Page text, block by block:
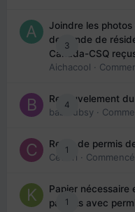
3
Joindre les photos
demande de
Canada-CSQ
Aichacool ·
4
Renouvelement
babibubsy ·
1
Refus de permis
Cedbri · Commencé
1
Papier nécessaire
parents avec